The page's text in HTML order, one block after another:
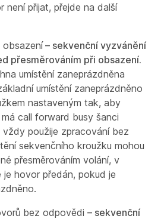
není přijat, přejde na další
obsazení– sekvenční vyzvánění
přesměrováním při obsazení.
umístění zaneprázdněna
umístění zaneprázdněno
nastaveným tak, aby
call forward busy šanci
použije zpracování bez
sekvenčního kroužku mohou
přesměrováním volání, v
hovor předán, pokud je
bez odpovědi – sekvenční